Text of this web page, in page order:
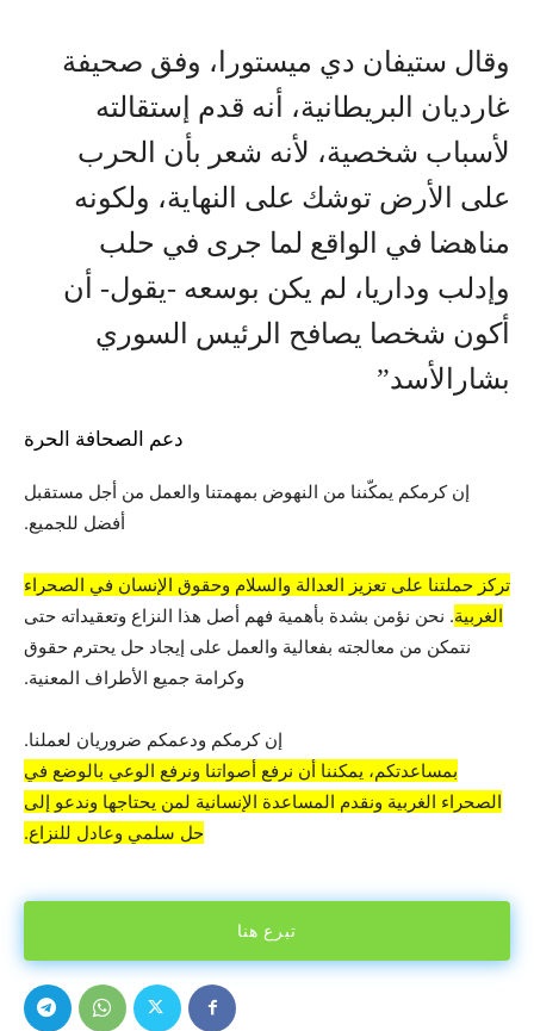
وقال ستيفان دي ميستورا، وفق صحيفة
غارديان البريطانية، أنه قدم إستقالته
لأسباب شخصية، لأنه شعر بأن الحرب
على الأرض توشك على النهاية، ولكونه
مناهضا في الواقع لما جرى في حلب
وإدلب وداريا، لم يكن بوسعه -يقول- أن
أكون شخصا يصافح الرئيس السوري
بشارالأسد”
دعم الصحافة الحرة
إن كرمكم يمكّننا من النهوض بمهمتنا والعمل من أجل مستقبل
أفضل للجميع.
تركز حملتنا على تعزيز العدالة والسلام وحقوق الإنسان في الصحراء
الغربية. نحن نؤمن بشدة بأهمية فهم أصل هذا النزاع وتعقيداته حتى
نتمكن من معالجته بفعالية والعمل على إيجاد حل يحترم حقوق
وكرامة جميع الأطراف المعنية.
إن كرمكم ودعمكم ضروريان لعملنا.
بمساعدتكم، يمكننا أن نرفع أصواتنا ونرفع الوعي بالوضع في
الصحراء الغربية ونقدم المساعدة الإنسانية لمن يحتاجها وندعو إلى
حل سلمي وعادل للنزاع.
تبرع هنا